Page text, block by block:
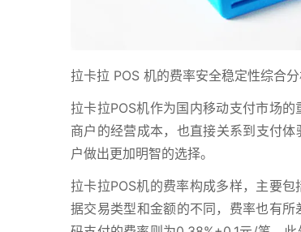
拉卡拉 POS 机的费率安全稳定性综合
拉卡拉POS机作为国内移动支付市场
商户的经营成本，也直接关系到支付
户做出更加明智的选择。
拉卡拉POS机的费率构成多样，主要
据交易类型和金额的不同，费率也有